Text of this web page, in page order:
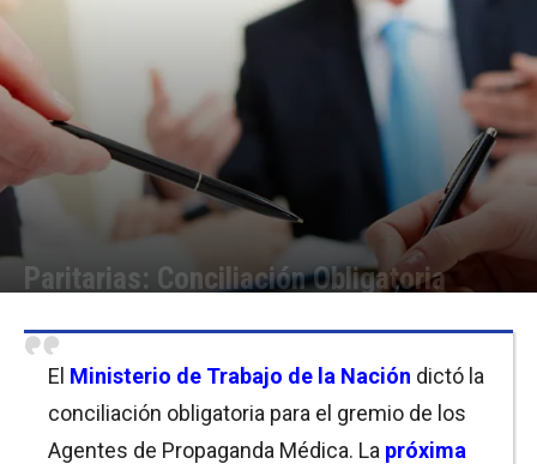
Paritarias: Conciliación Obligatoria
El Ministerio de Trabajo de la Nación dictó la
conciliación obligatoria para el gremio de los
Agentes de Propaganda Médica. La próxima